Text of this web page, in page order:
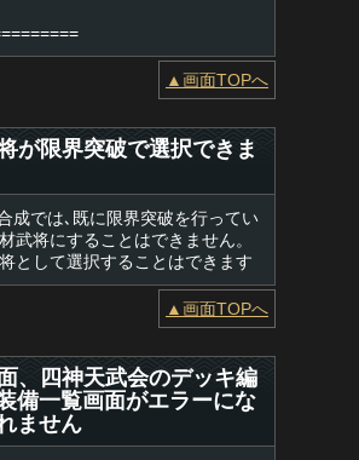
▲画面TOPへ
が限界突破で選択できま
成では､既に限界突破を行ってい
武将にすることはできません。
として選択することはできます
▲画面TOPへ
、四神天武会のデッキ編
備一覧画面がエラーにな
ません